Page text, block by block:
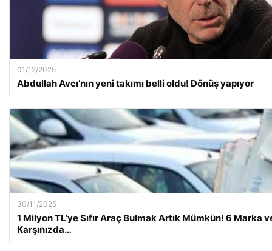
01/12/2025
Abdullah Avcı’nın yeni takımı belli oldu! Dönüş yapıyor
30/11/2025
1 Milyon TL’ye Sıfır Araç Bulmak Artık Mümkün! 6 Marka
Karşınızda…